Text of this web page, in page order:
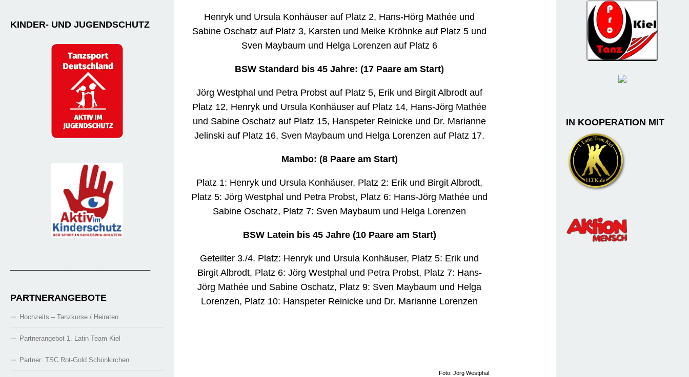
Henryk und Ursula Konhäuser auf Platz 2, Hans-Hörg Mathée und
Sabine Oschatz auf Platz 3, Karsten und Meike Kröhnke auf Platz 5 und
Sven Maybaum und Helga Lorenzen auf Platz 6
BSW Standard bis 45 Jahre: (17 Paare am Start)
Jörg Westphal und Petra Probst auf Platz 5, Erik und Birgit Albrodt auf
Platz 12, Henryk und Ursula Konhäuser auf Platz 14, Hans-Jörg Mathée
und Sabine Oschatz auf Platz 15, Hanspeter Reinicke und Dr. Marianne
Jelinski auf Platz 16, Sven Maybaum und Helga Lorenzen auf Platz 17.
Mambo: (8 Paare am Start)
Platz 1: Henryk und Ursula Konhäuser, Platz 2: Erik und Birgit Albrodt,
Platz 5: Jörg Westphal und Petra Probst, Platz 6: Hans-Jörg Mathée und
Sabine Oschatz, Platz 7: Sven Maybaum und Helga Lorenzen
BSW Latein bis 45 Jahre (10 Paare am Start)
Geteilter 3./4. Platz: Henryk und Ursula Konhäuser, Platz 5: Erik und
Birgit Albrodt, Platz 6: Jörg Westphal und Petra Probst, Platz 7: Hans-
Jörg Mathée und Sabine Oschatz, Platz 9: Sven Maybaum und Helga
Lorenzen, Platz 10: Hanspeter Reinicke und Dr. Marianne Lorenzen
Foto: Jörg Westphal
KINDER- UND JUGENDSCHUTZ
PARTNERANGEBOTE
Hochzeits – Tanzkurse / Heiraten
Partnerangebot 1. Latin Team Kiel
Partner: TSC Rot-Gold Schönkirchen
IN KOOPERATION MIT